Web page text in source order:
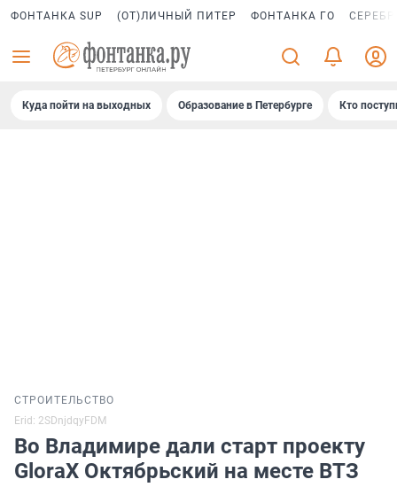
ФОНТАНКА SUP (ОТ)ЛИЧНЫЙ ПИТЕР ФОНТАНКА ГО
Куда пойти на выходных Образование в Петербурге Кто
СТРОИТЕЛЬСТВО
Erid: 2SDnjdqyFDM
Во Владимире дали старт проекту
GloraX Октябрьский на месте ВТЗ